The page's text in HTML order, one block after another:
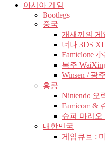
아시아 게임
Bootlegs
중국
개새끼의 게
너나 3DS
Famiclone
복주
Winsen / 광
홍콩
Nintendo 오
Famicom &
슈퍼 마리오
대한민국
게임큐브 :